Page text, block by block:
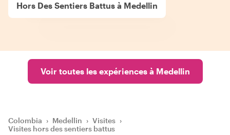
Hors Des Sentiers Battus à Medellin
Voir toutes les expériences à Medellin
Colombia › Medellin › Visites ›
Visites hors des sentiers battus